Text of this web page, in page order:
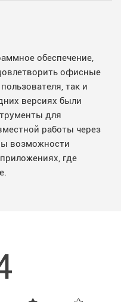
обеспечение,
офисные
так и
версиях были
для
работы через
возможности
где